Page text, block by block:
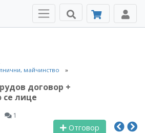
майчинство
договор +
се лице
1
Отговор